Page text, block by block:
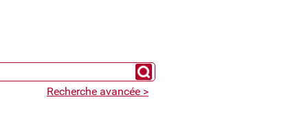
Chercher un expert
Recherche avancée >